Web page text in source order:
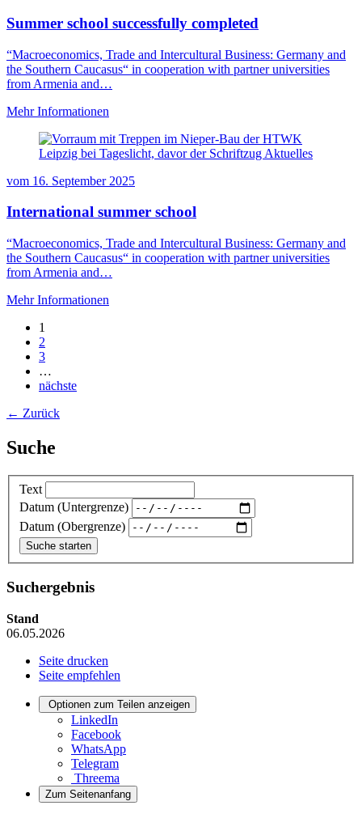
Summer school successfully completed
“Macroeconomics, Trade and Intercultural Business: Germany and
the Southern Caucasus“ in cooperation with partner universities
from Armenia and…
Mehr Informationen
vom 16. September 2025
International summer school
“Macroeconomics, Trade and Intercultural Business: Germany and
the Southern Caucasus“ in cooperation with partner universities
from Armenia and…
Mehr Informationen
1
2
3
…
nächste
← Zurück
Suche
Text
Datum (Untergrenze)
Datum (Obergrenze)
Suchergebnis
Stand
06.05.2026
Seite drucken
Seite empfehlen
Optionen zum Teilen anzeigen
LinkedIn
Facebook
WhatsApp
Telegram
Threema
Zum Seitenanfang